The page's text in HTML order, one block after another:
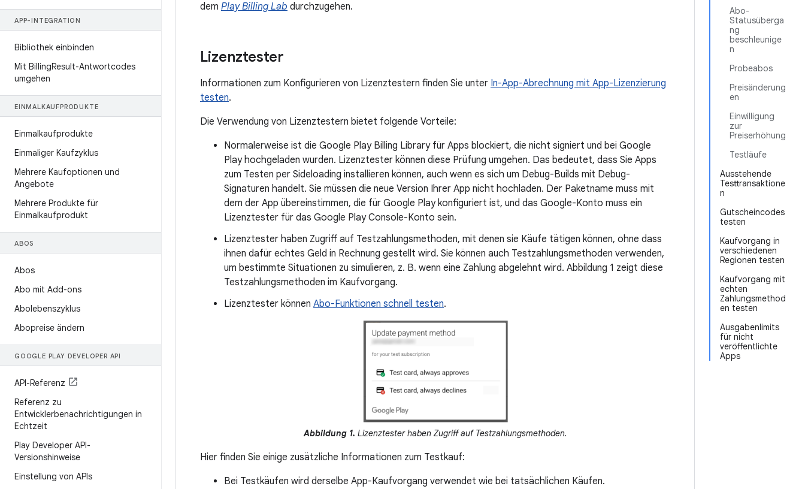
APP-INTEGRATION
Bibliothek einbinden
Mit BillingResult-Antwortcodes
umgehen
EINMALKAUFPRODUKTE
Einmalkaufprodukte
Einmaliger Kaufzyklus
Mehrere Kaufoptionen und
Angebote
Mehrere Produkte für
Einmalkaufprodukt
ABOS
Abos
Abo mit Add-ons
Abolebenszyklus
Abopreise ändern
GOOGLE PLAY DEVELOPER API
API-Referenz
Referenz zu
Entwicklerbenachrichtigungen in
Echtzeit
Play Developer API-
Versionshinweise
Einstellung von APIs
Abo-
Statusüberga
ng
beschleunige
n
Probeabos
Preisänderung
en
Einwilligung
zur
Preiserhöhung
Testläufe
Ausstehende
Testtransaktione
n
Gutscheincodes
testen
Kaufvorgang in
verschiedenen
Regionen testen
Kaufvorgang mit
echten
Zahlungsmethod
en testen
Ausgabenlimits
für nicht
veröffentlichte
Apps
dem Play Billing Lab durchzugehen.
Lizenztester
Informationen zum Konfigurieren von Lizenztestern finden Sie unter In-App-Abrechnung mit App-Lizenzierung
testen.
Die Verwendung von Lizenztestern bietet folgende Vorteile:
Normalerweise ist die Google Play Billing Library für Apps blockiert, die nicht signiert und bei Google
Play hochgeladen wurden. Lizenztester können diese Prüfung umgehen. Das bedeutet, dass Sie Apps
zum Testen per Sideloading installieren können, auch wenn es sich um Debug-Builds mit Debug-
Signaturen handelt. Sie müssen die neue Version Ihrer App nicht hochladen. Der Paketname muss mit
dem der App übereinstimmen, die für Google Play konfiguriert ist, und das Google-Konto muss ein
Lizenztester für das Google Play Console-Konto sein.
Lizenztester haben Zugriff auf Testzahlungsmethoden, mit denen sie Käufe tätigen können, ohne dass
ihnen dafür echtes Geld in Rechnung gestellt wird. Sie können auch Testzahlungsmethoden verwenden,
um bestimmte Situationen zu simulieren, z. B. wenn eine Zahlung abgelehnt wird. Abbildung 1 zeigt diese
Testzahlungsmethoden im Kaufvorgang.
Lizenztester können Abo-Funktionen schnell testen.
Abbildung 1. Lizenztester haben Zugriff auf Testzahlungsmethoden.
Hier finden Sie einige zusätzliche Informationen zum Testkauf:
Bei Testkäufen wird derselbe App-Kaufvorgang verwendet wie bei tatsächlichen Käufen.